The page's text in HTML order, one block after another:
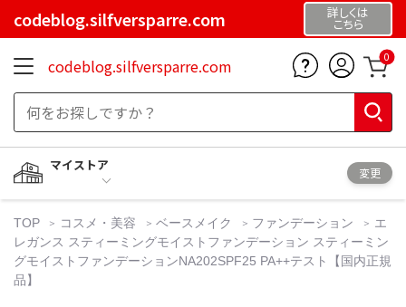
codeblog.silfversparre.com 詳しくは
こちら
codeblog.silfversparre.com 0
マイストア
変更
TOP コスメ・美容 ベースメイク ファンデーション
エ
レガンス スティーミングモイストファンデーション スティーミン
グモイストファンデーションNA202SPF25 PA++テスト【国内正規
品】